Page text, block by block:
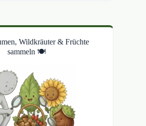
Wildkräuter & Früchte
sammeln 🍽️